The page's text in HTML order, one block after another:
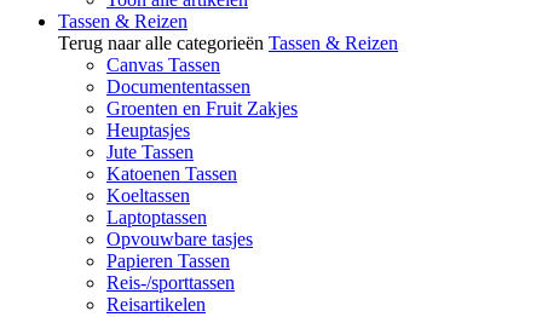
Tassen & Reizen
Terug naar alle categorieën Tassen & Reizen
Canvas Tassen
Documententassen
Groenten en Fruit Zakjes
Heuptasjes
Jute Tassen
Katoenen Tassen
Koeltassen
Laptoptassen
Opvouwbare tasjes
Papieren Tassen
Reis-/sporttassen
Reisartikelen